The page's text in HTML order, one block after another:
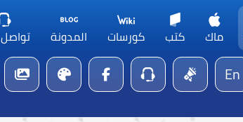
ماك كتب كورسات المدونة
En